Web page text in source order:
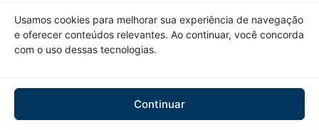
Usamos cookies para melhorar sua experiência de navegação
e oferecer conteúdos relevantes. Ao continuar, você concorda
com o uso dessas tecnologias.
Continuar
SIGA-NOS